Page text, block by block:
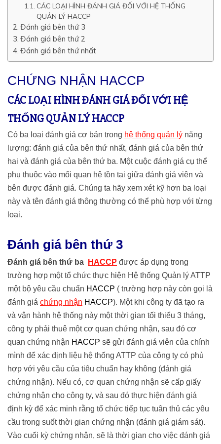
CÁC LOẠI HÌNH ĐÁNH GIÁ ĐỐI VỚI HỆ THỐNG
QUẢN LÝ HACCP
Đánh giá bên thứ 3
Đánh giá bên thứ 2
Đánh giá bên thứ nhất
CHỨNG NHẬN HACCP
CÁC LOẠI HÌNH ĐÁNH GIÁ ĐỐI VỚI HỆ
THỐNG QUẢN LÝ HACCP
Có ba loại đánh giá cơ bản trong hệ thống quản lý năng
lượng: đánh giá của bên thứ nhất, đánh giá của bên thứ
hai và đánh giá của bên thứ ba. Một cuộc đánh giá cụ thể
phụ thuộc vào mối quan hệ tồn tại giữa đánh giá viên và
bên được đánh giá. Chúng ta hãy xem xét kỹ hơn ba loại
này và tên đánh giá thông thường có thể phù hợp với từng
loại.
Đánh giá bên thứ 3
Đánh giá bên thứ ba HACCP được áp dụng trong
trường hợp một tổ chức thực hiện Hệ thống Quản lý ATTP
một bộ yêu cầu chuẩn HACCP ( trường hợp này còn gọi là
đánh giá chứng nhận HACCP). Một khi công ty đã tạo ra
và vận hành hệ thống này một thời gian tối thiểu 3 tháng,
công ty phải thuê một cơ quan chứng nhận, sau đó cơ
quan chứng nhận HACCP sẽ gửi đánh giá viên của chính
mình để xác định liệu hệ thống ATTP của công ty có phù
hợp với yêu cầu của tiêu chuẩn hay không (đánh giá
chứng nhận). Nếu có, cơ quan chứng nhận sẽ cấp giấy
chứng nhận cho công ty, và sau đó thực hiện đánh giá
định kỳ để xác minh rằng tổ chức tiếp tục tuân thủ các yêu
cầu trong suốt thời gian chứng nhận (đánh giá giám sát).
Vào cuối kỳ chứng nhận, sẽ là thời gian cho việc đánh giá